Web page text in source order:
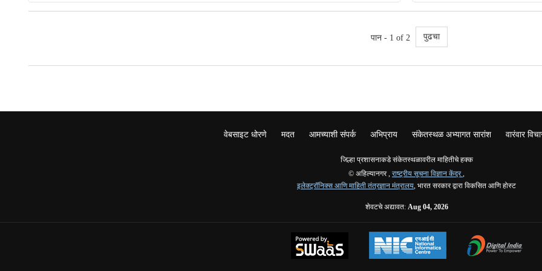
पान - 1 of 2 पुढचा
वेबसाइट धोरणे मदत आमच्याशी संपर्क अभिप्राय संकेतस्थळ अभ्यागत सारांश वारंवार
जिल्हा प्रशासनाकडे संकेतस्थळावरील माहितीचे हक्क
© अहिल्यानगर , राष्ट्रीय सूचना विज्ञान केंद्र,
इलेक्ट्रॉनिक्स आणि माहिती तंत्रज्ञान मंत्रालय, भारत सरकार द्वारा विकसित आणि होस्ट
शेवटचे अद्यावत: Aug 04, 2026